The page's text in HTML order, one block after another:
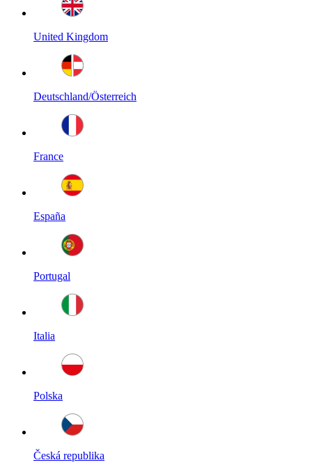
United Kingdom
Deutschland/Österreich
France
España
Portugal
Italia
Polska
Česká republika